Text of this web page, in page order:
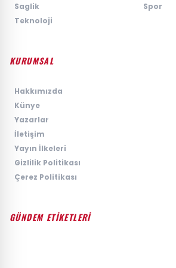
Saglik
Spor
Teknoloji
KURUMSAL
Hakkımızda
Künye
Yazarlar
İletişim
Yayın İlkeleri
Gizlilik Politikası
Çerez Politikası
GÜNDEM ETİKETLERİ